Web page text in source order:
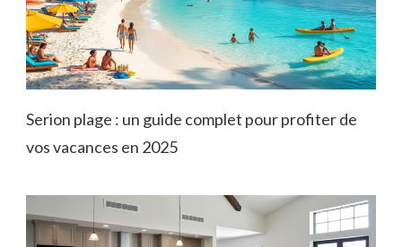
Serion plage : un guide complet pour profiter de
vos vacances en 2025